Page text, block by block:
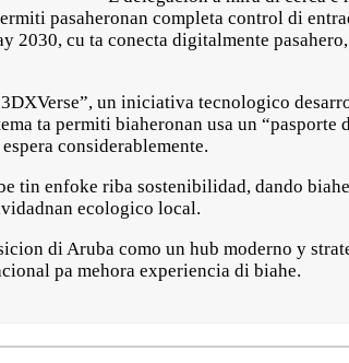
pasaheronan completa control di
2030, cu ta conecta digitalmente
un iniciativa tecnologico
ta permiti biaheronan usa un “pasporte
considerablemente.
tin enfoke riba sostenibilidad, dando
ecologico local.
di Aruba como un hub moderno y
pa mehora experiencia di biahe.